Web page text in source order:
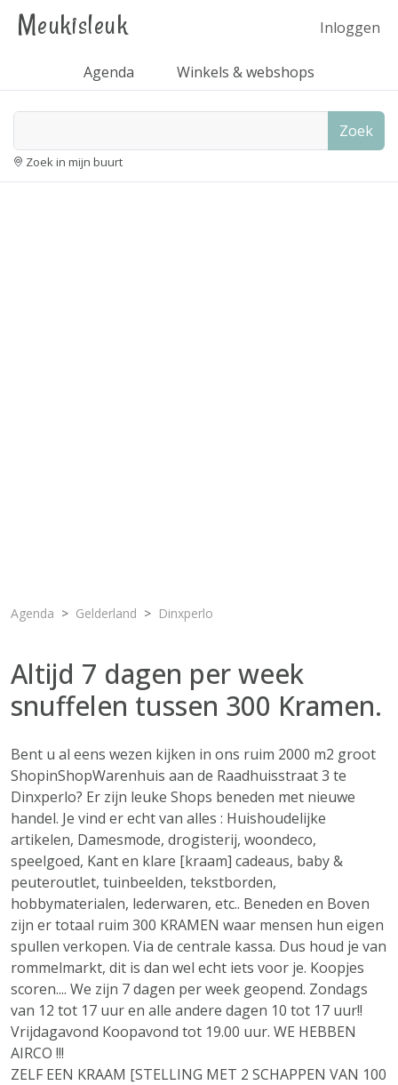
Meukisleuk Inloggen
Agenda Winkels & webshops
Zoek
Zoek in mijn buurt
Agenda Gelderland Dinxperlo
Altijd 7 dagen per week
snuffelen tussen 300 Kramen.
Bent u al eens wezen kijken in ons ruim 2000 m2 groot
ShopinShopWarenhuis aan de Raadhuisstraat 3 te
Dinxperlo? Er zijn leuke Shops beneden met nieuwe
handel. Je vind er echt van alles : Huishoudelijke
artikelen, Damesmode, drogisterij, woondeco,
speelgoed, Kant en klare [kraam] cadeaus, baby &
peuteroutlet, tuinbeelden, tekstborden,
hobbymaterialen, lederwaren, etc.. Beneden en Boven
zijn er totaal ruim 300 KRAMEN waar mensen hun eigen
spullen verkopen. Via de centrale kassa. Dus houd je van
rommelmarkt, dit is dan wel echt iets voor je. Koopjes
scoren.... We zijn 7 dagen per week geopend. Zondags
van 12 tot 17 uur en alle andere dagen 10 tot 17 uur!!
Vrijdagavond Koopavond tot 19.00 uur. WE HEBBEN
AIRCO !!!
ZELF EEN KRAAM [STELLING MET 2 SCHAPPEN VAN 100